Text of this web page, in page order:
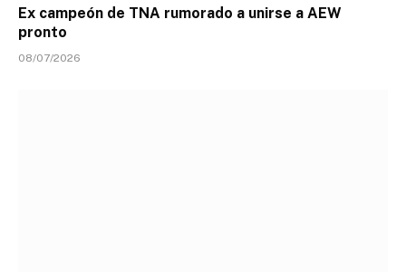
Ex campeón de TNA rumorado a unirse a AEW
pronto
08/07/2026